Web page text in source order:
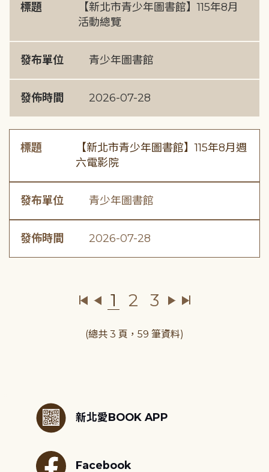
標題
【新北市青少年圖書館】115年8月
活動總覽
發布單位 青少年圖書館
發佈時間 2026-07-28
標題
【新北市青少年圖書館】115年8月週
六電影院
發布單位 青少年圖書館
發佈時間 2026-07-28
1 2 3
(總共 3 頁，59 筆資料)
新北愛BOOK APP
Facebook